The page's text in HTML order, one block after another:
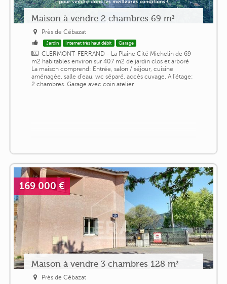
Maison à vendre 2 chambres 69 m²
Près de Cébazat
Jardin Internet très haut débit Garage
CLERMONT-FERRAND - La Plaine Cité Michelin de 69
m2 habitables environ sur 407 m2 de jardin clos et arboré
La maison comprend: Entrée, salon / séjour, cuisine
aménagée, salle d'eau, wc séparé, accès cuvage. A l'étage:
2 chambres. Garage avec coin atelier
169 000 €
Maison à vendre 3 chambres 128 m²
Près de Cébazat